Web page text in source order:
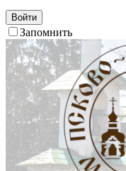
Войти
Запомнить